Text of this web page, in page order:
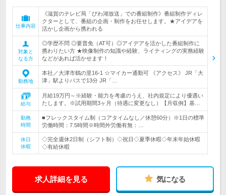
仕事内容
《滋賀のテレビ局「びわ湖放送」での番組制作》番組制作ディレ
クターとして、番組の企画・制作をお任せします。★アイデアを
活かし企画から携われる
対象と
なる方
◎学歴不問 ◎要普免（AT可）◎アイデアを活かした番組制作に
携わりたい方 ★映像制作の知識や経験、ライティングの実務経験
などがあれば活かせます！
勤務地
本社／大津市鶴の里16-1 ☆マイカー通勤可 《アクセス》 JR「大
津」駅よりバスで13分 JR「…
給与
月給19万円～※経験・能力を考慮のうえ、社内規定により優遇い
たします。※試用期間3ヶ月（待遇に変更なし）【月収例】基…
勤務
時間
■フレックスタイム制（コアタイムなし／休憩60分）※1日の標準
労働時間：7.5時間※時間外労働有無：…
休日
休暇
◇完全週休2日制（シフト制）◇祝日◇夏季休暇◇年末年始休暇
◇有給休暇
求人詳細を見る 気になる